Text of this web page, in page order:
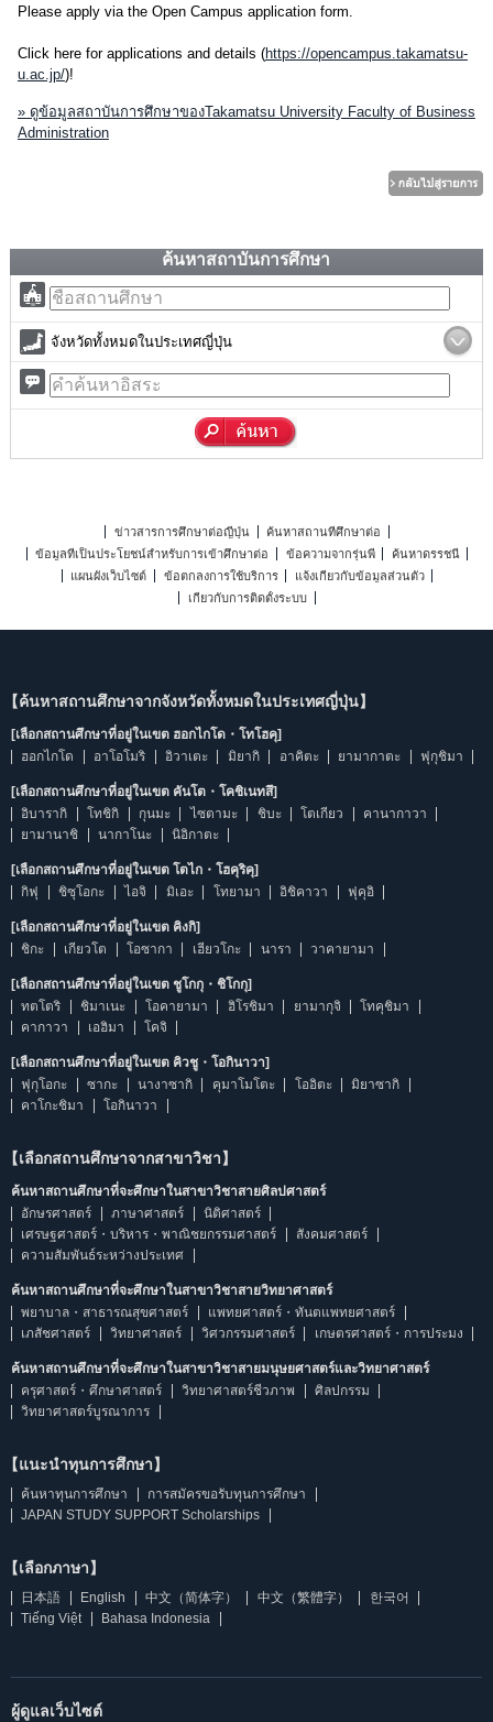
Please apply via the Open Campus application form.
Click here for applications and details (https://opencampus.takamatsu-
u.ac.jp/)!
» ดูข้อมูลสถาบันการศึกษาของTakamatsu University Faculty of Business
Administration
ค้นหาสถาบันการศึกษา
จังหวัดทั้งหมดในประเทศญี่ปุ่น
ข่าวสารการศึกษาต่อญี่ปุ่น
ค้นหาสถานที่ศึกษาต่อ
ข้อมูลที่เป็นประโยชน์สำหรับการเข้าศึกษาต่อ
ข้อความจากรุ่นพี่
ค้นหาดรรชนี
แผนผังเว็บไซต์
ข้อตกลงการใช้บริการ
แจ้งเกี่ยวกับข้อมูลส่วนตัว
เกี่ยวกับการติดตั้งระบบ
【ค้นหาสถานศึกษาจากจังหวัดทั้งหมดในประเทศญี่ปุ่น】
[เลือกสถานศึกษาที่อยู่ในเขต ฮอกไกโด・โทโฮคุ]
ฮอกไกโด
อาโอโมริ อิวาเตะ มิยากิ อาคิตะ ยามากาตะ ฟุกุชิมา
[เลือกสถานศึกษาที่อยู่ในเขต คันโต・โคชิเนทสึ]
อิบารากิ
โทชิกิ กุนมะ ไซตามะ ชิบะ โตเกียว
คานากาวา
ยามานาชิ
นากาโนะ นิอิกาตะ
[เลือกสถานศึกษาที่อยู่ในเขต โตไก・โฮคุริคุ]
กิฟุ
ชิซุโอกะ ไอจิ มิเอะ โทยามา อิชิคาวา ฟุคุอิ
[เลือกสถานศึกษาที่อยู่ในเขต คิงกิ]
ชิกะ
เกียวโต โอซากา เฮียวโกะ นารา วาคายามา
[เลือกสถานศึกษาที่อยู่ในเขต ชูโกกุ・ชิโกกุ]
ทตโตริ
ชิมาเนะ โอคายามา ฮิโรชิมา ยามากุจิ
โทคุชิมา
คากาวา
เอฮิมา โคจิ
[เลือกสถานศึกษาที่อยู่ในเขต คิวชู・โอกินาวา]
ฟุกุโอกะ
ซากะ นางาซากิ คุมาโมโตะ โออิตะ
มิยาซากิ
คาโกะชิมา
โอกินาวา
【เลือกสถานศึกษาจากสาขาวิชา】
ค้นหาสถานศึกษาที่จะศึกษาในสาขาวิชาสายศิลปศาสตร์
อักษรศาสตร์
ภาษาศาสตร์
นิติศาสตร์
เศรษฐศาสตร์・บริหาร・พาณิชยกรรมศาสตร์
สังคมศาสตร์
ความสัมพันธ์ระหว่างประเทศ
ค้นหาสถานศึกษาที่จะศึกษาในสาขาวิชาสายวิทยาศาสตร์
พยาบาล・สาธารณสุขศาสตร์
แพทยศาสตร์・ทันตแพทยศาสตร์
เภสัชศาสตร์
วิทยาศาสตร์ วิศวกรรมศาสตร์ เกษตรศาสตร์・การประมง
ค้นหาสถานศึกษาที่จะศึกษาในสาขาวิชาสายมนุษยศาสตร์และวิทยาศาสตร์
ครุศาสตร์・ศึกษาศาสตร์
วิทยาศาสตร์ชีวภาพ
ศิลปกรรม
วิทยาศาสตร์บูรณาการ
【แนะนำทุนการศึกษา】
ค้นหาทุนการศึกษา
การสมัครขอรับทุนการศึกษา
JAPAN STUDY SUPPORT Scholarships
【เลือกภาษา】
日本語 English 中文（简体字） 中文（繁體字）
한국어
Tiếng Việt
Bahasa Indonesia
ผู้ดูแลเว็บไซต์